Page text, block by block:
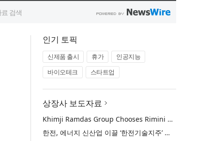
인기 토픽
신제품 출시 휴가
인공지능
바이오테크
스타트업
상장사 보도자료
Khimji Ramdas Group Chooses Rimini Street to Reduce SAP Support Costs, Protect 700+ Customizations and Reinvest Savings in Innovation
한전, 에너지 신산업 이끌 ‘한전기술지주’ 공식 출범